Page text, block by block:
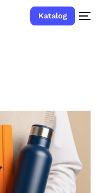
Katalog